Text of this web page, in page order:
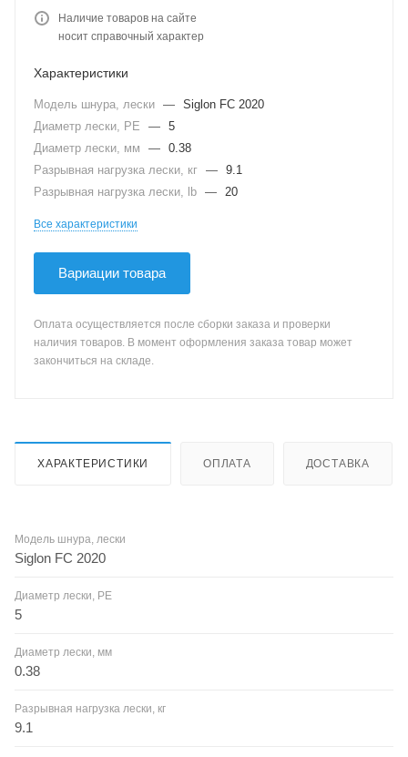
Наличие товаров на сайте
носит справочный характер
Характеристики
Модель шнура, лески — Siglon FC 2020
Диаметр лески, PE
— 5
Диаметр лески, мм
— 0.38
Разрывная нагрузка лески, кг — 9.1
Разрывная нагрузка лески, lb — 20
Все характеристики
Вариации товара
Оплата осуществляется после сборки заказа и проверки
наличия товаров. В момент оформления заказа товар может
закончиться на складе.
ХАРАКТЕРИСТИКИ ОПЛАТА ДОСТАВКА
Модель шнура, лески
Siglon FC 2020
Диаметр лески, PE
5
Диаметр лески, мм
0.38
Разрывная нагрузка лески, кг
9.1